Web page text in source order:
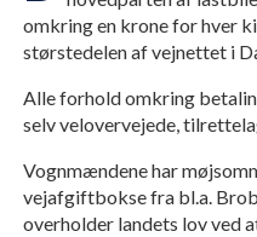
omkring en krone for hver
størstedelen af vejnettet i
Alle forhold omkring
selv velovervejede,
Vognmændene har
vejafgiftbokse fra bl.a.
overholder landets lov ved